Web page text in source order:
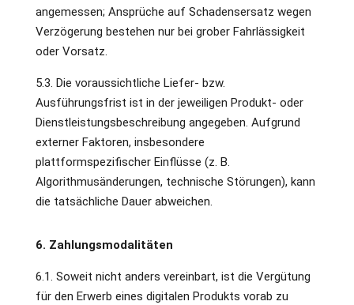
angemessen; Ansprüche auf Schadensersatz wegen
Verzögerung bestehen nur bei grober Fahrlässigkeit
oder Vorsatz.
5.3. Die voraussichtliche Liefer- bzw.
Ausführungsfrist ist in der jeweiligen Produkt- oder
Dienstleistungsbeschreibung angegeben. Aufgrund
externer Faktoren, insbesondere
plattformspezifischer Einflüsse (z. B.
Algorithmusänderungen, technische Störungen), kann
die tatsächliche Dauer abweichen.
6. Zahlungsmodalitäten
6.1. Soweit nicht anders vereinbart, ist die Vergütung
für den Erwerb eines digitalen Produkts vorab zu